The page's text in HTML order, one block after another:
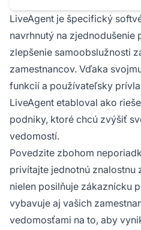
LiveAgent je špecifický
navrhnutý na zjednodušenie
zlepšenie samoobslužnosti
zamestnancov. Vďaka
funkcií a používateľsky
LiveAgent etabloval ako
podniky, ktoré chcú zvýšiť
vedomostí.
Povedzite zbohom
privítajte jednotnú znalostnu
nielen posilňuje zákaznícku
vybavuje aj vašich
vedomosťami na to, aby